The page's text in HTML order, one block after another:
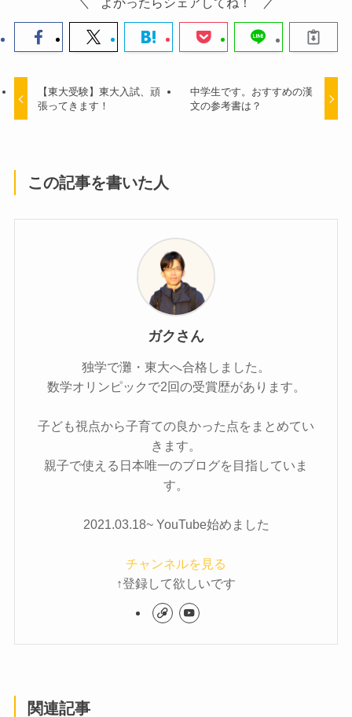
【東大受験】東大入試、頑
張ってきます！
中学生です。おすすめの漢
文の参考書は？
この記事を書いた人
ガクさん
独学で灘・東大へ合格しました。
数学オリンピックで2回の受賞歴があります。
子ども視点から子育ての良かった点をまとめてい
きます。
親子で使える日本唯一のブログを目指していま
す。
2021.03.18~ YouTube始めました
チャンネルを見る
↑登録して欲しいです
関連記事